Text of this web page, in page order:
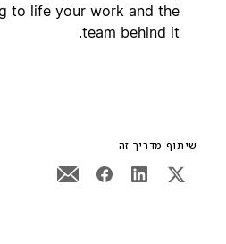
to life your work and the
team behind it.
שיתוף מדריך זה